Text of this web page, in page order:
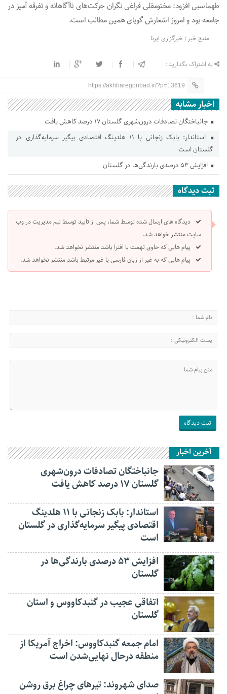
طهماسبی افزود: مختومقلی فراغی نگران حرکت‌های ناآگاهانه و تفرقه آمیز در
جامعه بود و امروز اشعارش گویای همین مطالب است.
منبع خبر : خبرگزاری ایرنا
به اشتراک بگذارید :
https://akhbaregonbad.ir/?p=13619
اخبار مشابه
جانباختگان تصادفات درون‌شهری گلستان ۱۷ درصد کاهش یافت
استاندار: بابک زنجانی با ۱۱ هلدینگ اقتصادی پیگیر سرمایه‌گذاری در
گلستان است
افزایش ۵۳ درصدی بارندگی‌ها در گلستان
ثبت دیدگاه
دیدگاه های ارسال شده توسط شما، پس از تایید توسط تیم مدیریت در وب
سایت منتشر خواهد شد.
پیام هایی که حاوی تهمت یا افترا باشد منتشر نخواهد شد.
پیام هایی که به غیر از زبان فارسی یا غیر مرتبط باشد منتشر نخواهد شد.
آخرین اخبار
جانباختگان تصادفات درون‌شهری
گلستان ۱۷ درصد کاهش یافت
استاندار: بابک زنجانی با ۱۱ هلدینگ
اقتصادی پیگیر سرمایه‌گذاری در گلستان
است
افزایش ۵۳ درصدی بارندگی‌ها در
گلستان
اتفاقی عجیب در‌ گنبدکاووس و استان
گلستان
امام جمعه گنبدکاووس: اخراج آمریکا از
منطقه درحال نهایی‌شدن است
صدای شهروند: تیرهای چراغ برق روشن